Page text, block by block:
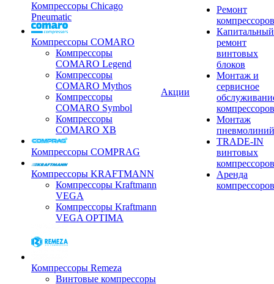
Компрессоры Chicago
Pneumatic
Компрессоры COMARO
Компрессоры
COMARO Legend
Компрессоры
COMARO Mythos
Компрессоры
COMARO Symbol
Компрессоры
COMARO XB
Компрессоры COMPRAG
Компрессоры KRAFTMANN
Компрессоры Kraftmann
VEGA
Компрессоры Kraftmann
VEGA OPTIMA
Компрессоры Remeza
Винтовые компрессоры
Акции
Ремонт
компрессоров
Капитальный
ремонт
винтовых
блоков
Монтаж и
сервисное
компрессоров
Монтаж
пневмолиний
TRADE-IN
винтовых
компрессоров
Аренда
компрессоров